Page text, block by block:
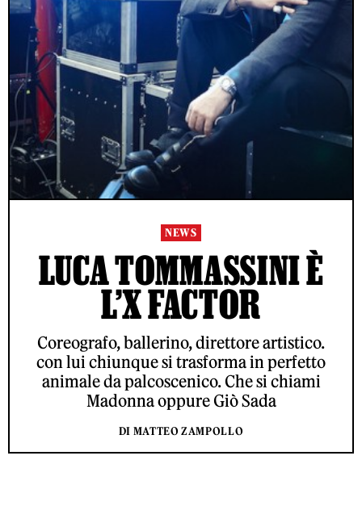
NEWS
LUCA TOMMASSINI È
L’X FACTOR
Coreografo, ballerino, direttore artistico.
con lui chiunque si trasforma in perfetto
animale da palcoscenico. Che si chiami
Madonna oppure Giò Sada
DI MATTEO ZAMPOLLO